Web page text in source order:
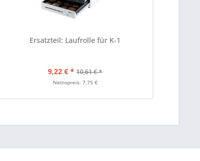
Ersatzteil: Laufrolle für K-1
9,22 € * 10,61 € *
Nettopreis: 7,75 €